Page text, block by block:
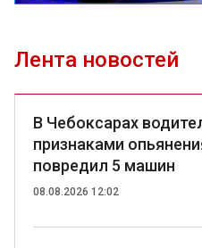
Лента новостей
В Чебоксарах
признаками
повредил 5 машин
08.08.2026 12:02